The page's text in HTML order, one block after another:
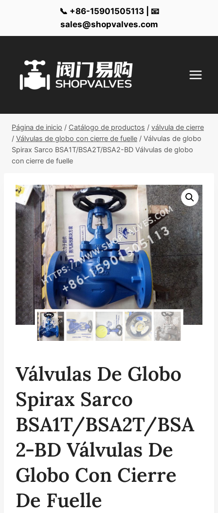
📞 +86-15901505113 | 📧
sales@shopvalves.com
contenido
Página de inicio / Catálogo de productos / válvula de cierre
/ Válvulas de globo con cierre de fuelle / Válvulas de globo
Spirax Sarco BSA1T/BSA2T/BSA2-BD Válvulas de globo
con cierre de fuelle
Válvulas De Globo
Spirax Sarco
BSA1T/BSA2T/BSA
2-BD Válvulas De
Globo Con Cierre
De Fuelle